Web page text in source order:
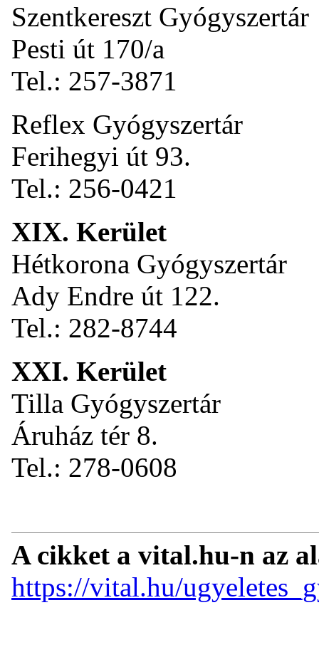
Szentkereszt Gyógyszertár
Pesti út 170/a
Tel.: 257-3871
Reflex Gyógyszertár
Ferihegyi út 93.
Tel.: 256-0421
XIX. Kerület
Hétkorona Gyógyszertár
Ady Endre út 122.
Tel.: 282-8744
XXI. Kerület
Tilla Gyógyszertár
Áruház tér 8.
Tel.: 278-0608
A cikket a vital.hu-n az
https://vital.hu/